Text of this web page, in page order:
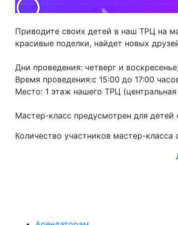
Приводите своих детей в наш ТРЦ на
красивые поделки, найдет новых
Дни проведения: четверг и
Время проведения:с 15:00 до 17:00
Место: 1 этаж нашего ТРЦ (центральная
Мастер-класс предусмотрен для детей
Количество участников мастер-класса